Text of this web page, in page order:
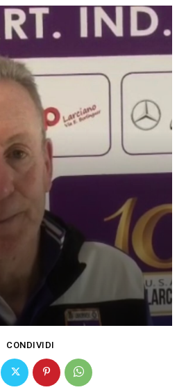
CONDIVIDI